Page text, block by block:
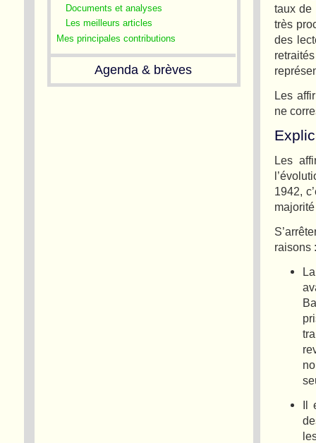
Documents et analyses
Les meilleurs articles
Mes principales contributions
Agenda & brèves
taux de
très
des
Les
ne
Les
1942,
raisons
Il